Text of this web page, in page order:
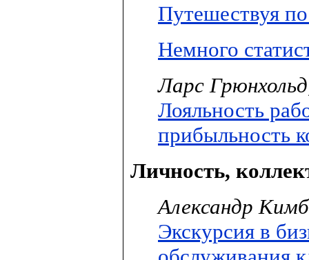
Путешествуя
Немного
Ларс
Лояльность
прибыльность
Личность,
Александр
Экскурсия в